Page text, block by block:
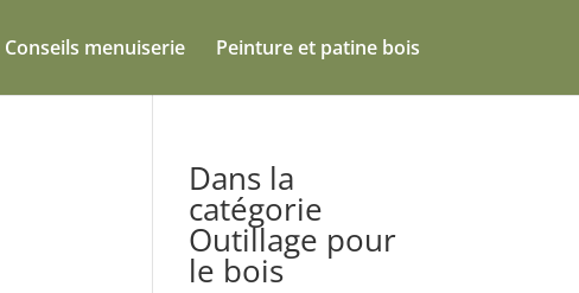
Conseils menuiserie Peinture et patine bois
Dans la
catégorie
Outillage pour
le bois